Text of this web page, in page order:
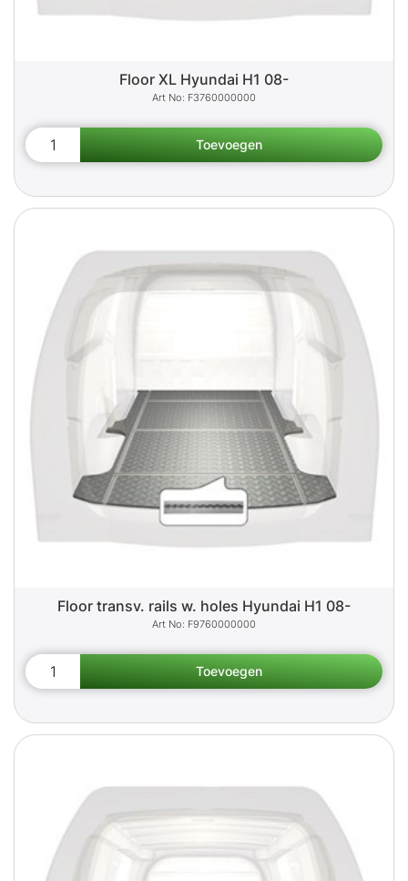
Floor XL Hyundai H1 08-
F3760000000
Floor transv. rails w. holes Hyundai H1 08-
F9760000000